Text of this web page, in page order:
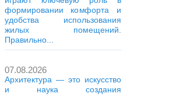
формировании комфорта и
удобства использования
жилых помещений.
Правильно...
07.08.2026
Архитектура — это искусство
и наука создания